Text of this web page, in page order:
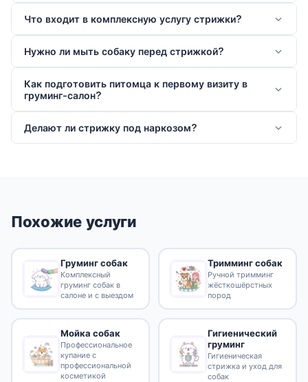
Что входит в комплексную услугу стрижки?
Нужно ли мыть собаку перед стрижкой?
Как подготовить питомца к первому визиту в
груминг-салон?
Делают ли стрижку под наркозом?
Похожие услуги
Груминг собак
Комплексный
груминг собак в
салоне и с выездом
Тримминг собак
Ручной тримминг
жёсткошёрстных
пород
Мойка собак
Профессиональное
купание с
профессиональной
косметикой
Гигиенический
груминг
Гигиеническая
стрижка и уход для
собак